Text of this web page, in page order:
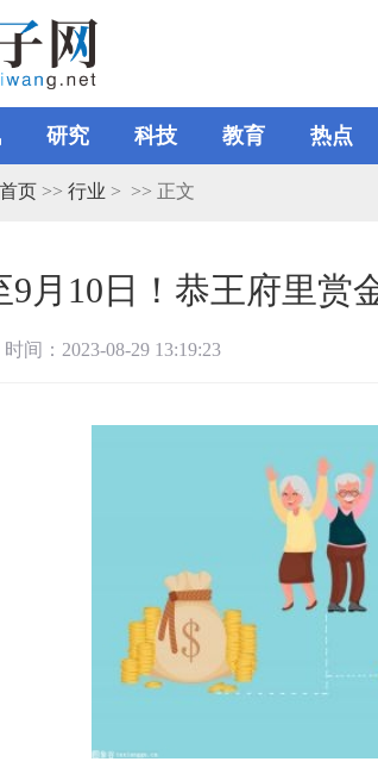
研究 科技 教育 热点
首页 >> 行业 > >> 正文
9月10日！恭王府里赏
：2023-08-29 13:19:23